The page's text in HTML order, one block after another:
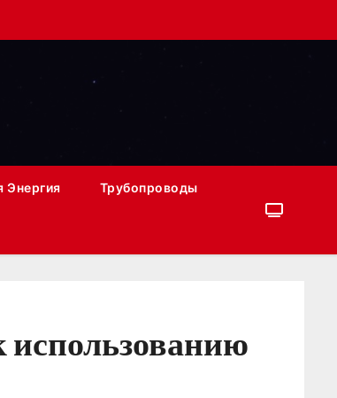
Энергия Трубопроводы
использованию